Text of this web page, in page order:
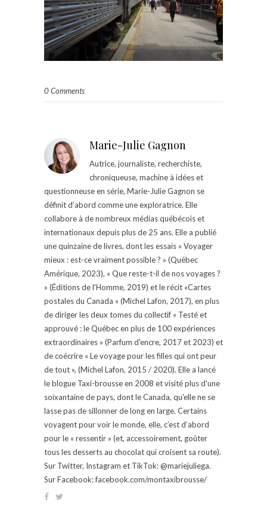
0 Comments
Marie-Julie Gagnon
Autrice, journaliste, recherchiste,
chroniqueuse, machine à idées et
questionneuse en série, Marie-Julie Gagnon se
définit d’abord comme une exploratrice. Elle
collabore à de nombreux médias québécois et
internationaux depuis plus de 25 ans. Elle a publié
une quinzaine de livres, dont les essais « Voyager
mieux : est-ce vraiment possible ? » (Québec
Amérique, 2023), « Que reste-t-il de nos voyages ?
» (Éditions de l'Homme, 2019) et le récit «Cartes
postales du Canada » (Michel Lafon, 2017), en plus
de diriger les deux tomes du collectif « Testé et
approuvé : le Québec en plus de 100 expériences
extraordinaires » (Parfum d'encre, 2017 et 2023) et
de coécrire « Le voyage pour les filles qui ont peur
de tout », (Michel Lafon, 2015 / 2020). Elle a lancé
le blogue Taxi-brousse en 2008 et visité plus d'une
soixantaine de pays, dont le Canada, qu'elle ne se
lasse pas de sillonner de long en large. Certains
voyagent pour voir le monde, elle, c’est d’abord
pour le « ressentir » (et, accessoirement, goûter
tous les desserts au chocolat qui croisent sa route).
Sur Twitter, Instagram et TikTok: @mariejuliega.
Sur Facebook: facebook.com/montaxibrousse/